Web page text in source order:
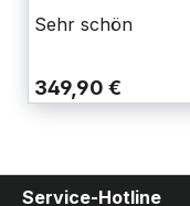
Sehr schön
349,90 €
Service-Hotline